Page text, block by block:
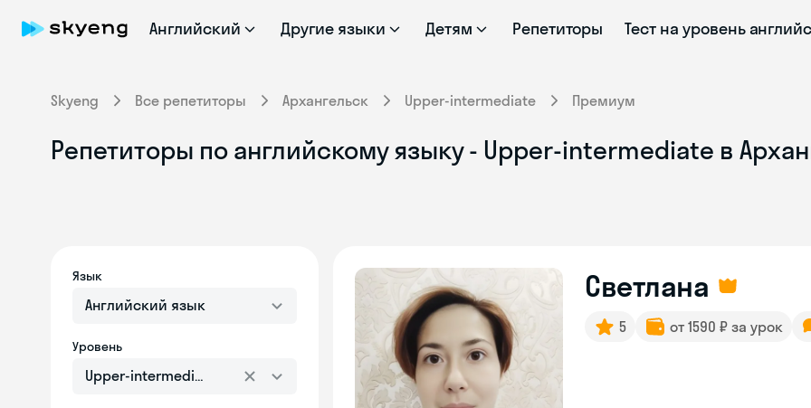
Английский Другие языки Детям Репетиторы Тест на уровень
Skyeng Все репетиторы Архангельск Upper-intermediate Премиум
Репетиторы по английскому языку - Upper-intermediate в
Язык
Английский язык
Уровень
Upper-intermediate
Светлана
5 от 1590 ₽ за урок